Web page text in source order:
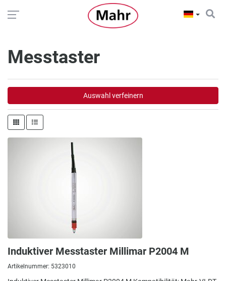
Messtaster
Auswahl verfeinern
Induktiver Messtaster Millimar P2004 M
Artikelnummer: 5323010